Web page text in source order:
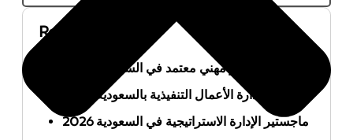
Recent Posts
أفضل ماجستير مهني معتمد في السعودية 2026
ماجستير إدارة الأعمال التنفيذية بالسعودية 2026
ماجستير الإدارة الاستراتيجية في السعودية 2026